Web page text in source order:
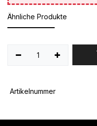
Ähnliche Produkte
Artikelnummer